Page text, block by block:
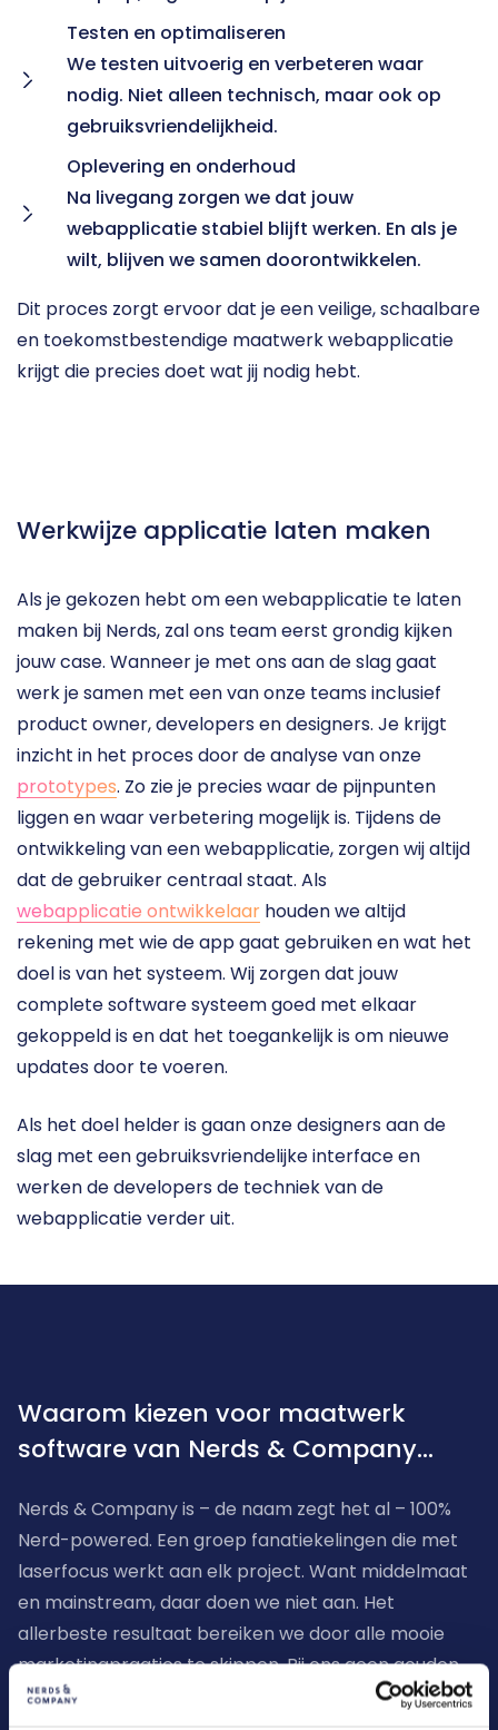
Testen en optimaliseren
We testen uitvoerig en verbeteren waar
nodig. Niet alleen technisch, maar ook op
gebruiksvriendelijkheid.
Oplevering en onderhoud
Na livegang zorgen we dat jouw
webapplicatie stabiel blijft werken. En als je
wilt, blijven we samen doorontwikkelen.
Dit proces zorgt ervoor dat je een veilige, schaalbare
en toekomstbestendige maatwerk webapplicatie
krijgt die precies doet wat jij nodig hebt.
Werkwijze applicatie laten maken
Als je gekozen hebt om een webapplicatie te laten
maken bij Nerds, zal ons team eerst grondig kijken
jouw case. Wanneer je met ons aan de slag gaat
werk je samen met een van onze teams inclusief
product owner, developers en designers. Je krijgt
inzicht in het proces door de analyse van onze
prototypes. Zo zie je precies waar de pijnpunten
liggen en waar verbetering mogelijk is. Tijdens de
ontwikkeling van een webapplicatie, zorgen wij altijd
dat de gebruiker centraal staat. Als
webapplicatie ontwikkelaar houden we altijd
rekening met wie de app gaat gebruiken en wat het
doel is van het systeem. Wij zorgen dat jouw
complete software systeem goed met elkaar
gekoppeld is en dat het toegankelijk is om nieuwe
updates door te voeren.
Als het doel helder is gaan onze designers aan de
slag met een gebruiksvriendelijke interface en
werken de developers de techniek van de
webapplicatie verder uit.
Waarom kiezen voor maatwerk
software van Nerds & Company...
Nerds & Company is – de naam zegt het al – 100%
Nerd-powered. Een groep fanatiekelingen die met
laserfocus werkt aan elk project. Want middelmaat
en mainstream, daar doen we niet aan. Het
allerbeste resultaat bereiken we door alle mooie
marketingpraatjes te skippen. Bij ons geen gouden
beloftes, onhaalbare verwachtingen en grote ego’s.